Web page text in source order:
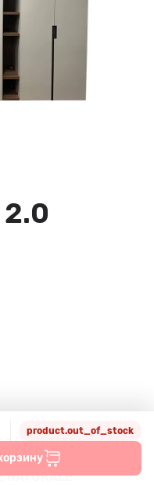
- col. To
Sh
NATURALE
product.out_of_stock